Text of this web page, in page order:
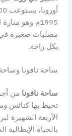
1995م وهو
مصليات صغيرة
بكل راحة.
ساحة نافونا وساحة
ساحة نافونا من
تحيط بها كنائس
الأربعة الشهيرة
بالحياة الإيطالية